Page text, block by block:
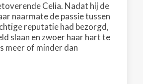
Celia. Nadat hij de
naarmate de passie tussen
reputatie had bezorgd,
slaan en zwoer haar hart te
meer of minder dan